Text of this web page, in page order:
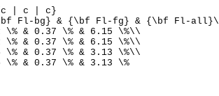
| c | c}
Fl-bg} & {\bf Fl-fg} & {\bf Fl-
& 0.37 \% & 6.15 \%\\
& 0.37 \% & 6.15 \%\\
& 0.37 \% & 3.13 \%\\
& 0.37 \% & 3.13 \%